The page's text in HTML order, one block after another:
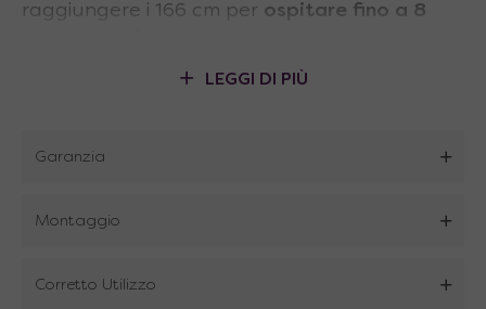
raggiungere i 166 cm per ospitare fino a 8
Punti di forza tavolo salotto
Dimensioni ridotte quando chiuso
l’apertura semplice e leggera per tutti
LEGGI DI PIÙ
Garanzia
Montaggio
Corretto Utilizzo